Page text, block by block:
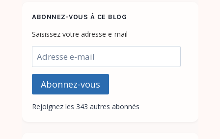
ABONNEZ-VOUS À CE BLOG
Saisissez votre adresse e-mail
e-
Abonnez-vous
Rejoignez les 343 autres abonnés